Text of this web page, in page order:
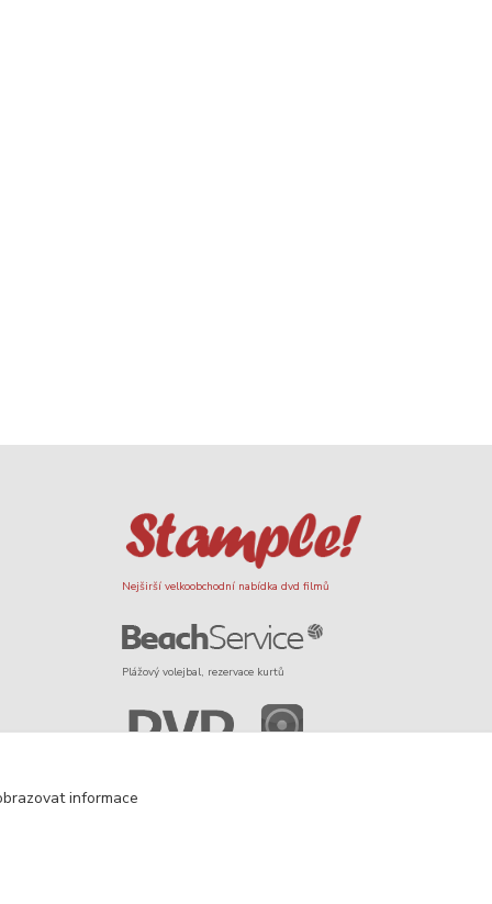
Nejširší velkoobchodní nabídka dvd filmů
Plážový volejbal, rezervace kurtů
informace